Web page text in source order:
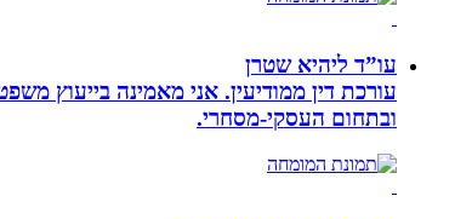
עו”ד ליהיא שטרן
עורכת דין ממודיעין. אני מאמינה בייעוץ
ובתחום העסקי-מסחרי.